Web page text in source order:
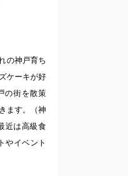
の神戸育ち
ケーキが好
の街を散策
ます。（神
近は高級食
やイベント